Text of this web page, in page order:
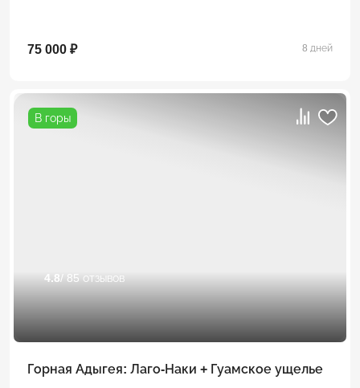
75 000 ₽ 8 дней
В горы
4.8/ 85 отзывов
Горная Адыгея: Лаго-Наки + Гуамское ущелье